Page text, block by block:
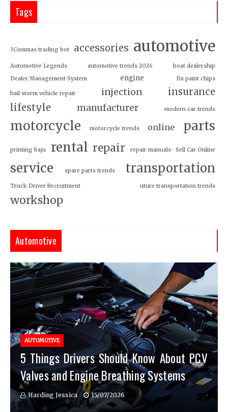
Tags
3Commas trading bot accessories automotive
Automotive Legends automotive trends 2026
boat dealership
Dealer Management System
engine fix paint chips
hail storm vehicle repair injection
insurance
lifestyle
manufacturer modern car trends
motorcycle motorcycle trends online parts
printing baju rental repair repair manuals Sell Car Online
service spare parts trends transportation
Truck Driver Recruitment uture transportation trends
workshop
Automotive
AUTOMOTIVE
5 Things Drivers Should Know About PCV
Valves and Engine Breathing Systems
Harding Jessica 15/07/2026